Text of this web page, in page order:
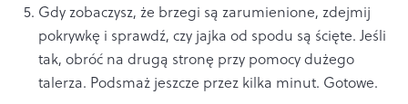
Gdy zobaczysz, że brzegi są zarumienione, zdejmij
pokrywkę i sprawdź, czy jajka od spodu są ścięte. Jeśli
tak, obróć na drugą stronę przy pomocy dużego
talerza. Podsmaż jeszcze przez kilka minut. Gotowe.